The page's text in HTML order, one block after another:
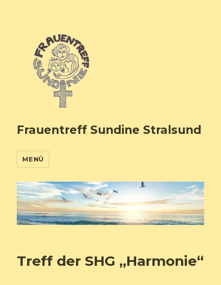
Frauentreff Sundine Stralsund
MENÜ
Treff der SHG „Harmonie“